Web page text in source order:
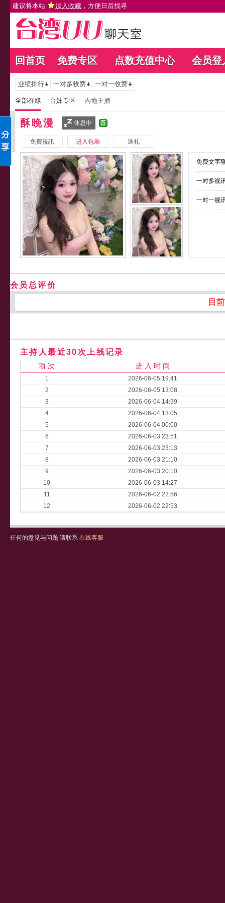
建议将本站 加入收藏 ，方便日后找寻
回首页 免费专区 点数充值中心 会员登
业绩排行 一对多收费 一对一收费
全部在線 台妹专区 內地主播
酥晚漫 休息中
免費視訊 进入包厢 送礼
免费文字
一对多视
一对一视
会员总评价
目
主持人最近30次上线记录
项 次 进 入 时 间
1
2026-06-05 19:41
2
2026-06-05 13:08
3
2026-06-04 14:39
4
2026-06-04 13:05
5
2026-06-04 00:00
6
2026-06-03 23:51
7
2026-06-03 23:13
8
2026-06-03 21:10
9
2026-06-03 20:10
10
2026-06-03 14:27
11
2026-06-02 22:56
12
2026-06-02 22:53
任何的意见与问题 请联系 在线客服